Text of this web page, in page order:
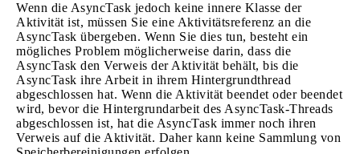
Wenn die AsyncTask jedoch keine innere Klasse der
Aktivität ist, müssen Sie eine Aktivitätsreferenz an die
AsyncTask übergeben. Wenn Sie dies tun, besteht ein
mögliches Problem möglicherweise darin, dass die
AsyncTask den Verweis der Aktivität behält, bis die
AsyncTask ihre Arbeit in ihrem Hintergrundthread
abgeschlossen hat. Wenn die Aktivität beendet oder beendet
wird, bevor die Hintergrundarbeit des AsyncTask-Threads
abgeschlossen ist, hat die AsyncTask immer noch ihren
Verweis auf die Aktivität. Daher kann keine Sammlung von